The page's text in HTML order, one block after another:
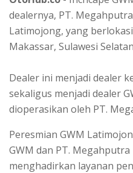
dealernya, PT.
Latimojong, yang
Makassar, Sulawesi
Dealer ini menjadi dealer
sekaligus menjadi dealer
dioperasikan oleh PT.
Peresmian GWM
GWM dan PT. Megahputra
menghadirkan layanan